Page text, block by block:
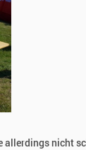
nicht